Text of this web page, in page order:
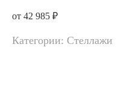
от 42 985 ₽
Категории: Стеллажи